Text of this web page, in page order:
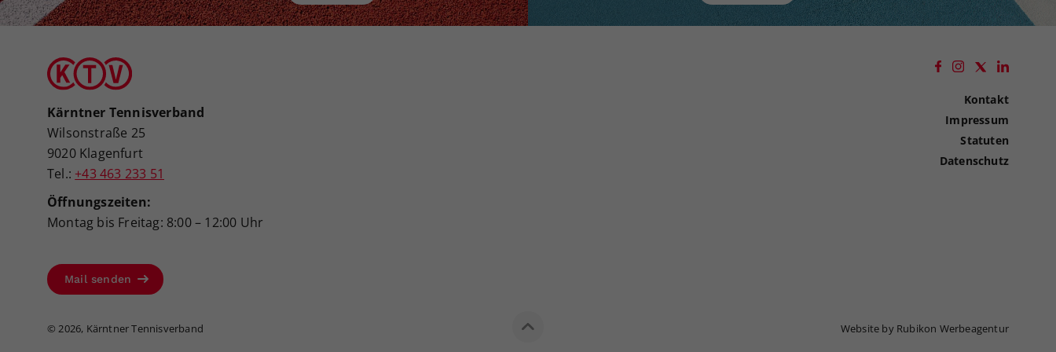
Kärntner Tennisverband
Wilsonstraße 25
9020 Klagenfurt
Tel.: +43 463 233 51
Öffnungszeiten:
Montag bis Freitag: 8:00 – 12:00 Uhr
Mail senden
Kontakt
Impressum
Statuten
Datenschutz
© 2026, Kärntner Tennisverband Website by Rubikon Werbeagentur